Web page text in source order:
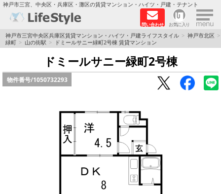
神戸市三宮、中央区・兵庫区・灘区の賃貸マンション・ハイツ・戸建・テナント
問い合わせ お気に入り ×
TOPページ
神戸の単身向けマンション特集
新築物件
神戸市三宮中央区兵庫区賃貸マンション・ハイツ・戸建ライフスタイル
神戸市北区
緑町
山の街駅 ドミールサニー緑町2号棟 賃貸マンション
ドミールサニー緑町2号棟
物件番号/1050732293